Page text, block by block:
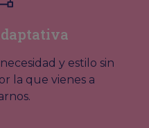
y estilo sin
la que vienes a